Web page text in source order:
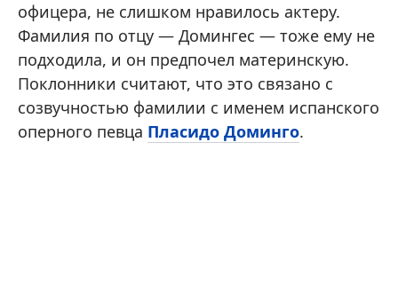
офицера, не слишком нравилось актеру.
Фамилия по отцу — Домингес — тоже ему не
подходила, и он предпочел материнскую.
Поклонники считают, что это связано с
созвучностью фамилии с именем испанского
оперного певца Пласидо Доминго.